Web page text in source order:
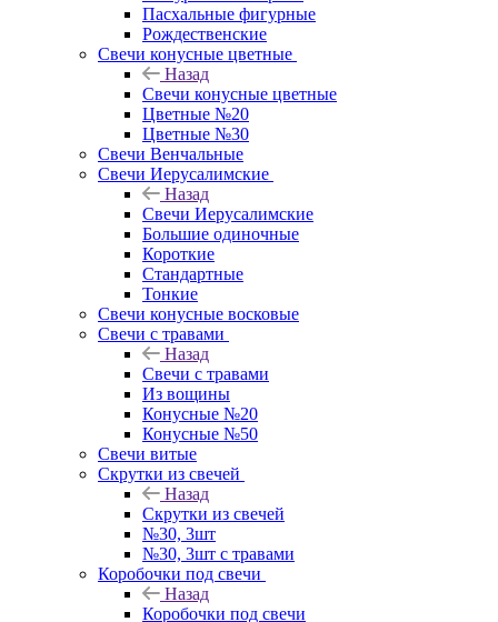
Пасхальные фигурные
Рождественские
Свечи конусные цветные
Назад
Свечи конусные цветные
Цветные №20
Цветные №30
Свечи Венчальные
Свечи Иерусалимские
Назад
Свечи Иерусалимские
Большие одиночные
Короткие
Стандартные
Тонкие
Свечи конусные восковые
Свечи с травами
Назад
Свечи с травами
Из вощины
Конусные №20
Конусные №50
Свечи витые
Скрутки из свечей
Назад
Скрутки из свечей
№30, 3шт
№30, 3шт с травами
Коробочки под свечи
Назад
Коробочки под свечи